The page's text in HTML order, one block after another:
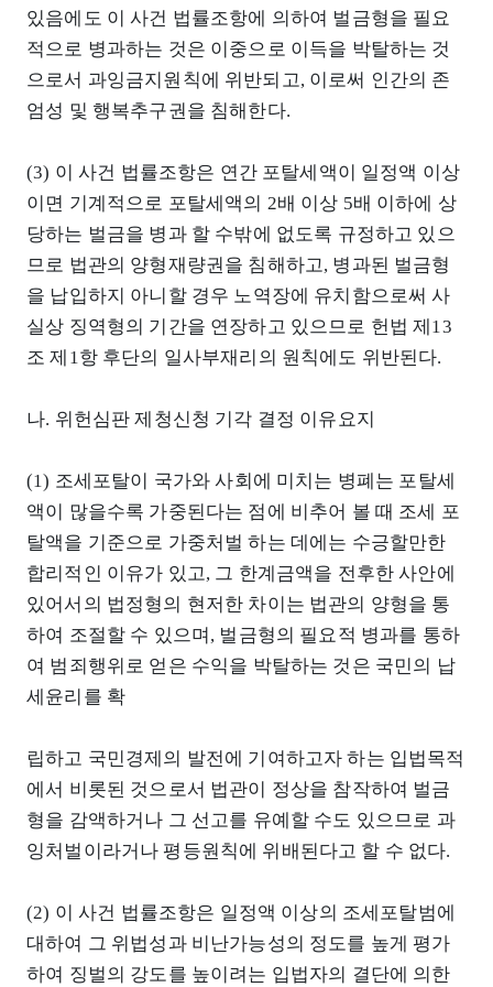
있음에도 이 사건 법률조항에 의하여 벌금형을 필요
적으로 병과하는 것은 이중으로 이득을 박탈하는 것
으로서 과잉금지원칙에 위반되고, 이로써 인간의 존
엄성 및 행복추구권을 침해한다.
(3) 이 사건 법률조항은 연간 포탈세액이 일정액 이상
이면 기계적으로 포탈세액의 2배 이상 5배 이하에 상
당하는 벌금을 병과 할 수밖에 없도록 규정하고 있으
므로 법관의 양형재량권을 침해하고, 병과된 벌금형
을 납입하지 아니할 경우 노역장에 유치함으로써 사
실상 징역형의 기간을 연장하고 있으므로 헌법 제13
조 제1항 후단의 일사부재리의 원칙에도 위반된다.
나. 위헌심판 제청신청 기각 결정 이유요지
(1) 조세포탈이 국가와 사회에 미치는 병폐는 포탈세
액이 많을수록 가중된다는 점에 비추어 볼 때 조세 포
탈액을 기준으로 가중처벌 하는 데에는 수긍할만한
합리적인 이유가 있고, 그 한계금액을 전후한 사안에
있어서의 법정형의 현저한 차이는 법관의 양형을 통
하여 조절할 수 있으며, 벌금형의 필요적 병과를 통하
여 범죄행위로 얻은 수익을 박탈하는 것은 국민의 납
세윤리를 확
립하고 국민경제의 발전에 기여하고자 하는 입법목적
에서 비롯된 것으로서 법관이 정상을 참작하여 벌금
형을 감액하거나 그 선고를 유예할 수도 있으므로 과
잉처벌이라거나 평등원칙에 위배된다고 할 수 없다.
(2) 이 사건 법률조항은 일정액 이상의 조세포탈범에
대하여 그 위법성과 비난가능성의 정도를 높게 평가
하여 징벌의 강도를 높이려는 입법자의 결단에 의한